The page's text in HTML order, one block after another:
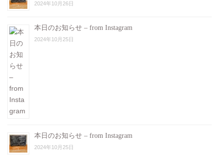
2024年10月26日
本日のお知らせ – from Instagram
2024年10月25日
本日のお知らせ – from Instagram
2024年10月25日